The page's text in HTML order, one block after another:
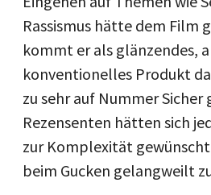
Rassismus hätte dem Film
kommt er als glänzendes,
konventionelles Produkt
zu sehr auf Nummer Sicher
Rezensenten hätten sich
zur Komplexität
beim Gucken gelangweilt